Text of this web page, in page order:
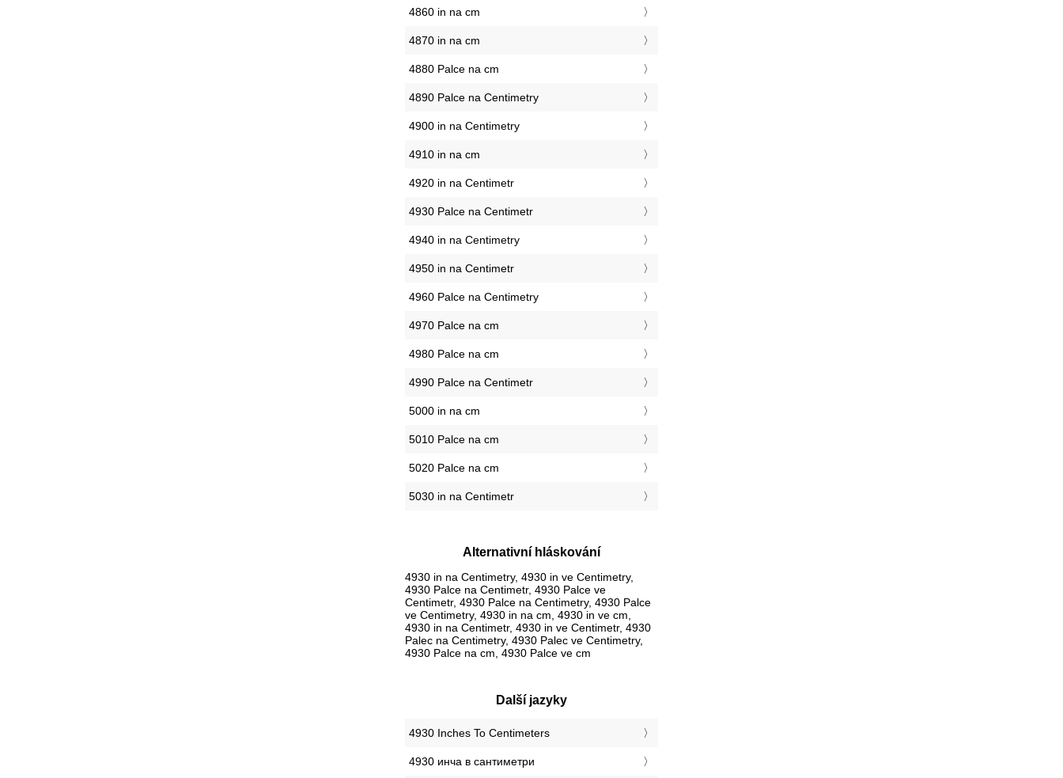
4860 in na cm
4870 in na cm
4880 Palce na cm
4890 Palce na Centimetry
4900 in na Centimetry
4910 in na cm
4920 in na Centimetr
4930 Palce na Centimetr
4940 in na Centimetry
4950 in na Centimetr
4960 Palce na Centimetry
4970 Palce na cm
4980 Palce na cm
4990 Palce na Centimetr
5000 in na cm
5010 Palce na cm
5020 Palce na cm
5030 in na Centimetr
Alternativní hláskování
4930 in na Centimetry, 4930 in ve Centimetry,
4930 Palce na Centimetr, 4930 Palce ve
Centimetr, 4930 Palce na Centimetry, 4930 Palce
ve Centimetry, 4930 in na cm, 4930 in ve cm,
4930 in na Centimetr, 4930 in ve Centimetr, 4930
Palec na Centimetry, 4930 Palec ve Centimetry,
4930 Palce na cm, 4930 Palce ve cm
Další jazyky
‎4930 Inches To Centimeters
‎4930 инча в сантиметри